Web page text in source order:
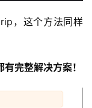
，这个方法同样
完整解决方案！